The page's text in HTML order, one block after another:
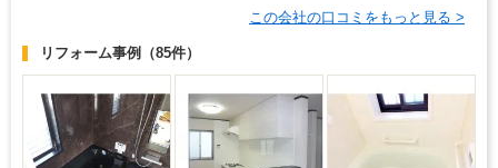
この会社の口コミをもっと見る >
リフォーム事例 （85件）